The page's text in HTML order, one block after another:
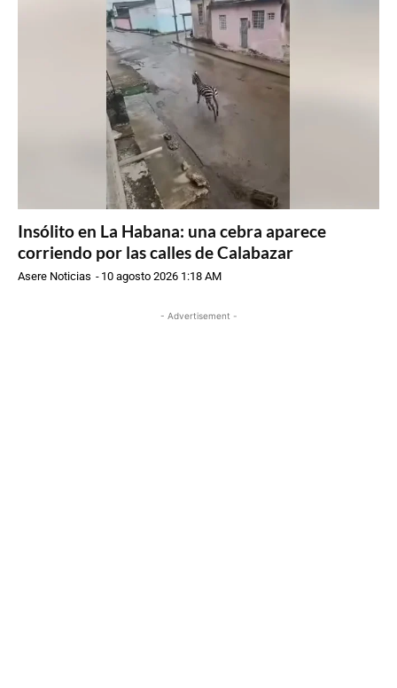
Insólito en La Habana: una cebra aparece
corriendo por las calles de Calabazar
Asere Noticias - 10 agosto 2026 1:18 AM
- Advertisement -